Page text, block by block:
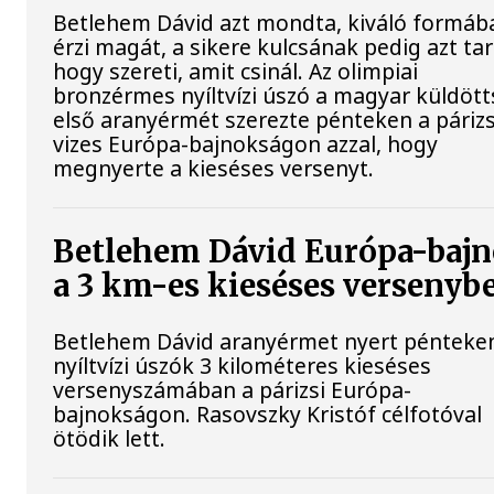
Betlehem Dávid azt mondta, kiváló
érzi magát, a sikere kulcsának pedig azt
hogy szereti, amit csinál. Az olimpiai
bronzérmes nyíltvízi úszó a magyar
első aranyérmét szerezte pénteken a
vizes Európa-bajnokságon azzal, hogy
megnyerte a kieséses versenyt.
Betlehem Dávid Európa-
a 3 km-es kieséses
Betlehem Dávid aranyérmet nyert
nyíltvízi úszók 3 kilométeres kieséses
versenyszámában a párizsi Európa-
bajnokságon. Rasovszky Kristóf célfotóval
ötödik lett.